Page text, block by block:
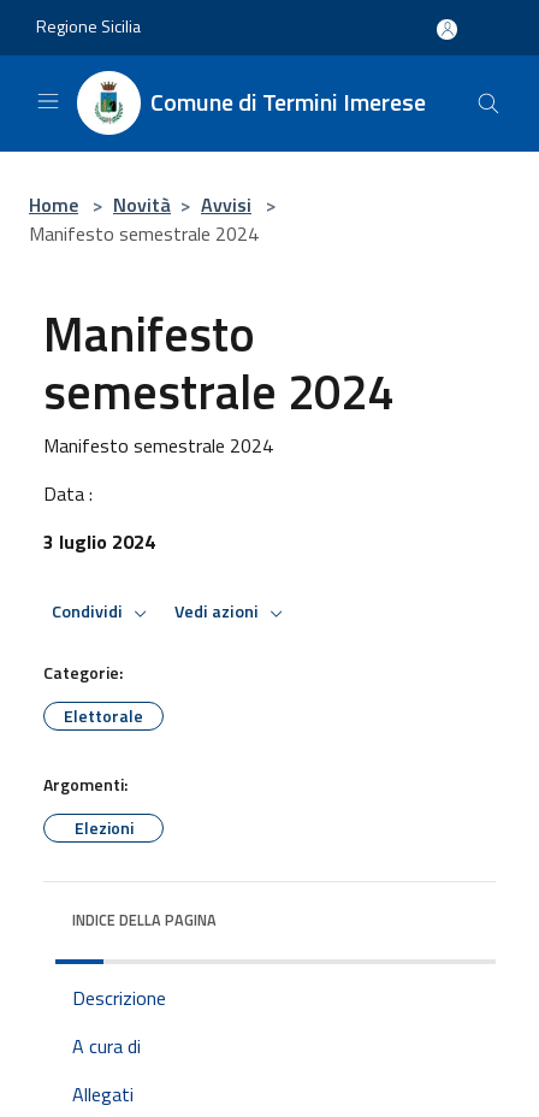
Regione Sicilia
Comune di Termini Imerese
Home > Novità > Avvisi >
Manifesto semestrale 2024
Manifesto
semestrale 2024
Manifesto semestrale 2024
Data :
3 luglio 2024
Condividi Vedi azioni
Categorie:
Elettorale
Argomenti:
Elezioni
INDICE DELLA PAGINA
Descrizione
A cura di
Allegati